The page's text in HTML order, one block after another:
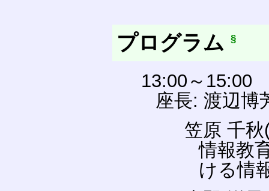
プログラム §
13:00～15:00
座長: 渡辺博
笠原 千
情報教
ける情